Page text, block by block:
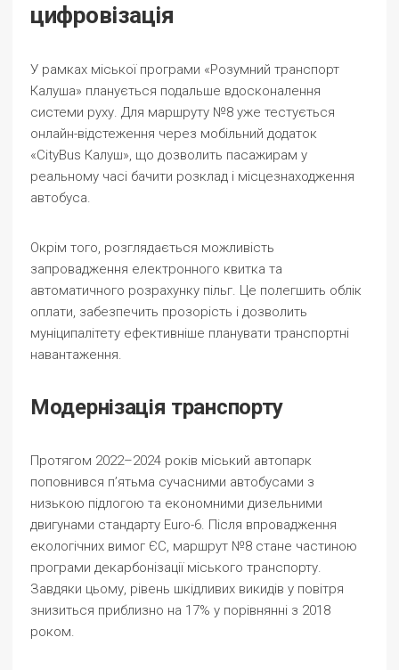
цифровізація
У рамках міської програми «Розумний транспорт
Калуша» планується подальше вдосконалення
системи руху. Для маршруту №8 уже тестується
онлайн-відстеження через мобільний додаток
«CityBus Калуш», що дозволить пасажирам у
реальному часі бачити розклад і місцезнаходження
автобуса.
Окрім того, розглядається можливість
запровадження електронного квитка та
автоматичного розрахунку пільг. Це полегшить облік
оплати, забезпечить прозорість і дозволить
муніципалітету ефективніше планувати транспортні
навантаження.
Модернізація транспорту
Протягом 2022–2024 років міський автопарк
поповнився п’ятьма сучасними автобусами з
низькою підлогою та економними дизельними
двигунами стандарту Euro-6. Після впровадження
екологічних вимог ЄС, маршрут №8 стане частиною
програми декарбонізації міського транспорту.
Завдяки цьому, рівень шкідливих викидів у повітря
знизиться приблизно на 17% у порівнянні з 2018
роком.